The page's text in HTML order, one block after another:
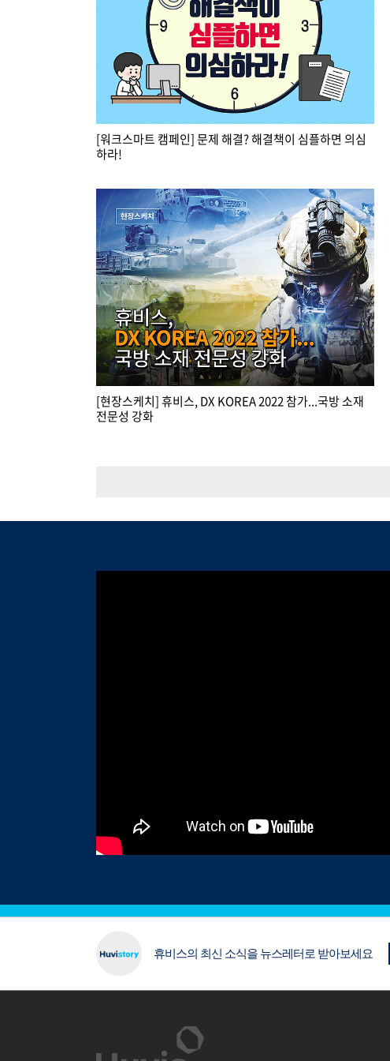
[워크스마트 캠페인] 문제 해결? 해결책이 심플하면 의심
하라!
[현장스케치] 휴비스, DX KOREA 2022 참가...국방 소재
전문성 강화
휴비스의 최신 소식을 뉴스레터로 받아보세요